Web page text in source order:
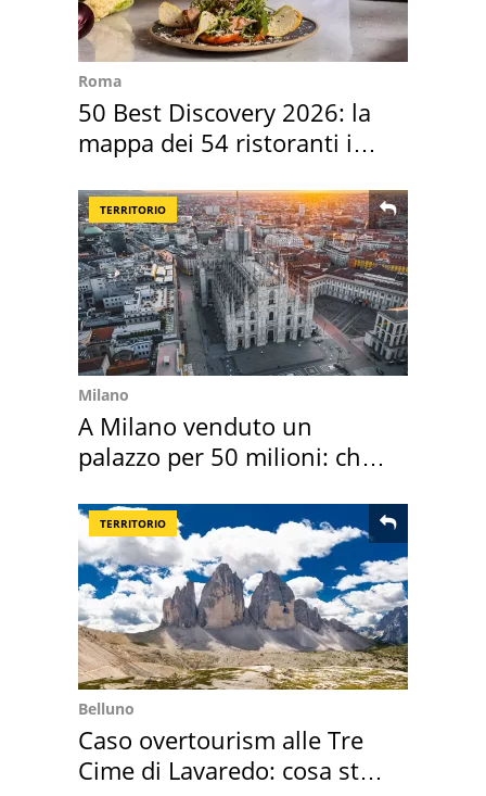
Roma
50 Best Discovery 2026: la
mappa dei 54 ristoranti in
TERRITORIO
Milano
A Milano venduto un
palazzo per 50 milioni: chi
TERRITORIO
Belluno
Caso overtourism alle Tre
Cime di Lavaredo: cosa sta